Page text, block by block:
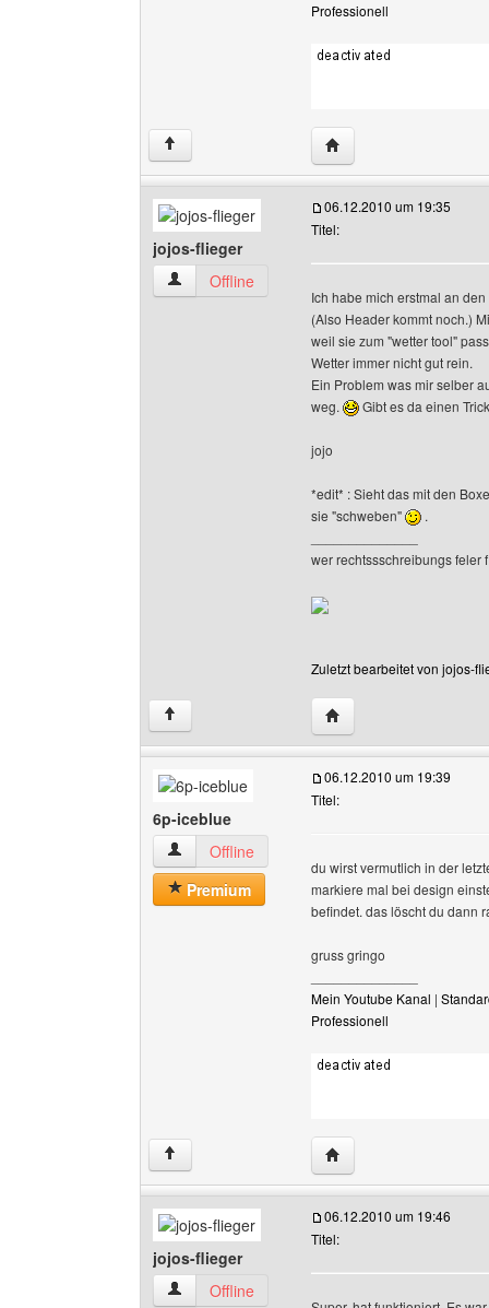
Professionell
↑ Website dieses
jojos-flieger
jojos-flieger Benutzer-Profile anzeigen
Offline
06.12.2010 um 19:35
Titel:
Ich habe mich erstmal an
(Also Header kommt noch.)
weil sie zum "wetter tool"
Wetter immer nicht gut rein.
Ein Problem was mir selber
weg.
Gibt es da einen
jojo
*edit* : Sieht das mit den
sie "schweben"
.
wer rechtssschreibungs feler
Zuletzt bearbeitet von jojos-
↑ Website dieses
6p-iceblue
6p-iceblue Benutzer-Profile anzeigen
Offline
Premium
06.12.2010 um 19:39
Titel:
du wirst vermutlich in der
markiere mal bei design
befindet. das löscht du dann
gruss gringo
Mein Youtube Kanal |
Professionell
↑ Website dieses
jojos-flieger
jojos-flieger Benutzer-Profile anzeigen
Offline
06.12.2010 um 19:46
Titel: